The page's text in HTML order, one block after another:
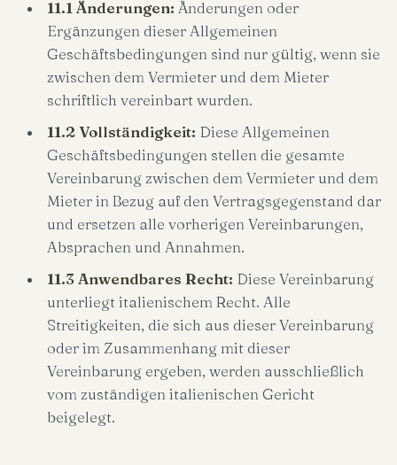
11.1 Änderungen: Änderungen oder
Ergänzungen dieser Allgemeinen
Geschäftsbedingungen sind nur gültig, wenn sie
zwischen dem Vermieter und dem Mieter
schriftlich vereinbart wurden.
11.2 Vollständigkeit: Diese Allgemeinen
Geschäftsbedingungen stellen die gesamte
Vereinbarung zwischen dem Vermieter und dem
Mieter in Bezug auf den Vertragsgegenstand dar
und ersetzen alle vorherigen Vereinbarungen,
Absprachen und Annahmen.
11.3 Anwendbares Recht: Diese Vereinbarung
unterliegt italienischem Recht. Alle
Streitigkeiten, die sich aus dieser Vereinbarung
oder im Zusammenhang mit dieser
Vereinbarung ergeben, werden ausschließlich
vom zuständigen italienischen Gericht
beigelegt.